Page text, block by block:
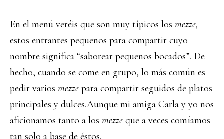
En el menú veréis que son muy típicos los mezze,
estos entrantes pequeños para compartir cuyo
nombre significa “saborear pequeños bocados”. De
hecho, cuando se come en grupo, lo más común es
pedir varios mezze para compartir seguidos de platos
principales y dulces.Aunque mi amiga Carla y yo nos
aficionamos tanto a los mezze que a veces comíamos
tan solo a base de éstos.